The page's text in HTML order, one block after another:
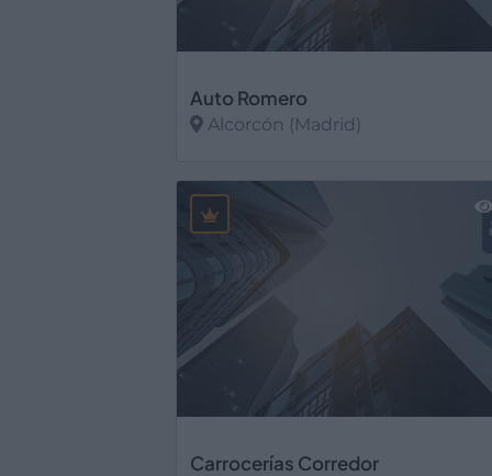
Auto Romero
Alcorcón (Madrid)
Carrocerías Corredor